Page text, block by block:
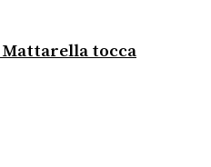
Mattarella tocca